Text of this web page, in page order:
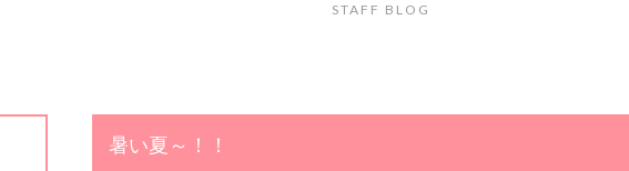
STAFF BLOG
暑い夏～！！